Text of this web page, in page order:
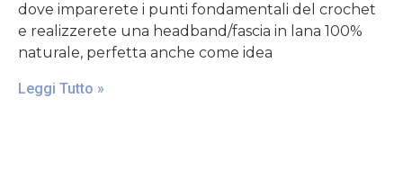
dove imparerete i punti fondamentali del crochet
e realizzerete una headband/fascia in lana 100%
naturale, perfetta anche come idea
Leggi Tutto »